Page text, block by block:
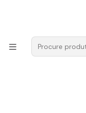
Produtores
Natus 2023 Alentejo